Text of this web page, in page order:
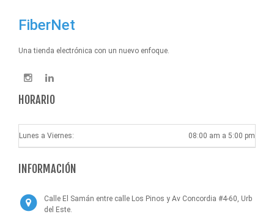
FiberNet
Una tienda electrónica con un nuevo enfoque.
HORARIO
Lunes a Viernes: 08:00 am a 5:00 pm
INFORMACIÓN
Calle El Samán entre calle Los Pinos y Av Concordia #4-60, Urb
del Este.